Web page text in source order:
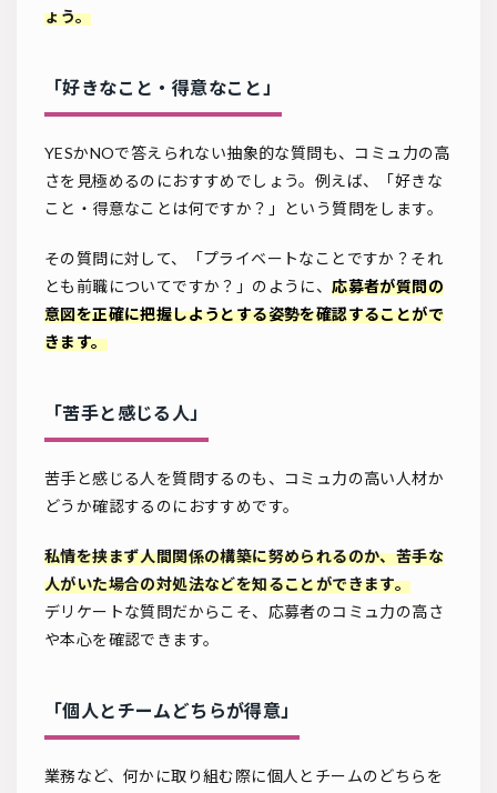
ょう。
「好きなこと・得意なこと」
YESかNOで答えられない抽象的な質問も、コミュ力の高
さを見極めるのにおすすめでしょう。例えば、「好きな
こと・得意なことは何ですか？」という質問をします。
その質問に対して、「プライベートなことですか？それ
とも前職についてですか？」のように、応募者が質問の
意図を正確に把握しようとする姿勢を確認することがで
きます。
「苦手と感じる人」
苦手と感じる人を質問するのも、コミュ力の高い人材か
どうか確認するのにおすすめです。
私情を挟まず人間関係の構築に努められるのか、苦手な
人がいた場合の対処法などを知ることができます。
デリケートな質問だからこそ、応募者のコミュ力の高さ
や本心を確認できます。
「個人とチームどちらが得意」
業務など、何かに取り組む際に個人とチームのどちらを